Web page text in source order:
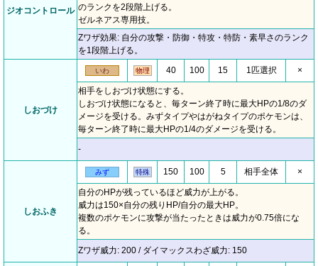
ジオコントロール のランクを2段階上げる。
ゼルネアス専用技。
Zワザ効果: 自分の攻撃・防御・特攻・特防・素早さのランク
を1段階上げる。
しおづけ
いわ 物理 40 100 15 1匹選択 ×
相手をしおづけ状態にする。
しおづけ状態になると、毎ターン終了時に最大HPの1/8のダ
メージを受ける。みずタイプやはがねタイプのポケモンは、
毎ターン終了時に最大HPの1/4のダメージを受ける。
-
しおふき
みず 特殊 150 100 5 相手全体 ×
自分のHPが残っているほど威力が上がる。
威力は150×自分の残りHP/自分の最大HP。
複数のポケモンに攻撃が当たったときは威力が0.75倍にな
る。
Zワザ威力: 200 / ダイマックスわざ威力: 150